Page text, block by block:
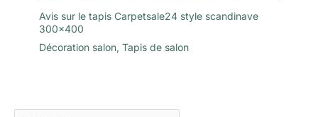
Avis sur le tapis Carpetsale24 style scandinave
300×400
Décoration salon, Tapis de salon